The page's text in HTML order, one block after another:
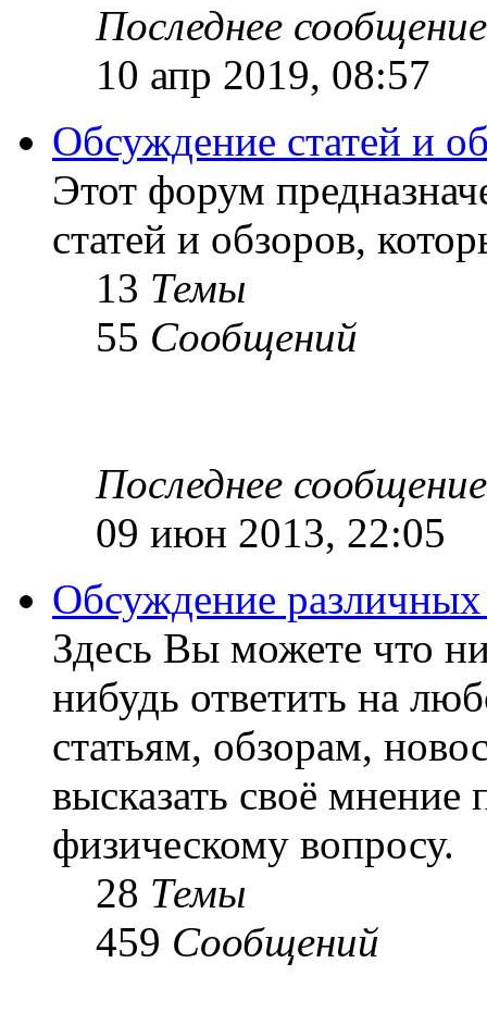
Последнее сообщение
10 апр 2019, 08:57
Обсуждение статей и
Этот форум
статей и обзоров,
13 Темы
55 Сообщений
Последнее сообщение
09 июн 2013, 22:05
Обсуждение
Здесь Вы можете что
нибудь ответить на
статьям, обзорам,
высказать своё
физическому вопросу.
28 Темы
459 Сообщений